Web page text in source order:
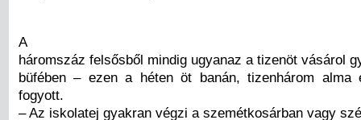
A
háromszáz felsősből mindig ugyanaz a tizenöt vásárol
büfében – ezen a héten öt banán, tizenhárom alma
fogyott.
– Az iskolatej gyakran végzi a szemétkosárban vagy